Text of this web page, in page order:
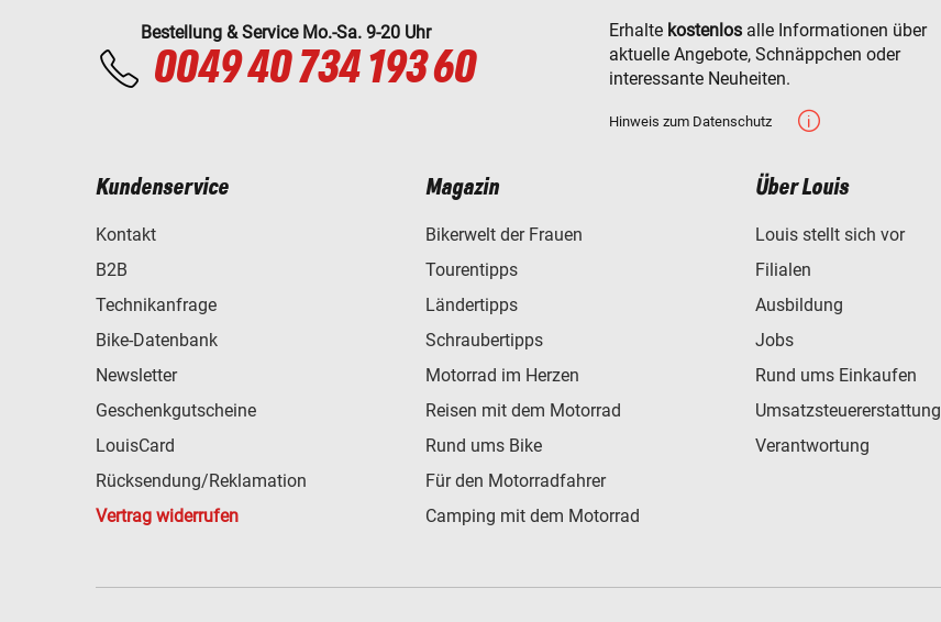
Bestellung & Service Mo.-Sa. 9-20 Uhr
0049 40 734 193 60
Erhalte kostenlos alle Informationen über
aktuelle Angebote, Schnäppchen oder
interessante Neuheiten.
Hinweis zum Datenschutz
Kundenservice
Kontakt
B2B
Technikanfrage
Bike-Datenbank
Newsletter
Geschenkgutscheine
LouisCard
Rücksendung/Reklamation
Vertrag widerrufen
Magazin
Bikerwelt der Frauen
Tourentipps
Ländertipps
Schraubertipps
Motorrad im Herzen
Reisen mit dem Motorrad
Rund ums Bike
Für den Motorradfahrer
Camping mit dem Motorrad
Über Louis
Louis stellt sich vor
Filialen
Ausbildung
Jobs
Rund ums Einkaufen
Umsatzsteuererstattung
Verantwortung